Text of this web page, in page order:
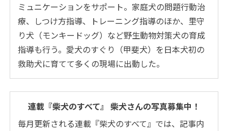
ミュニケーションをサポート。家庭犬の問題行動治
療、しつけ方指導、トレーニング指導のほか、里守
り犬（モンキードッグ）など野生動物対策犬の育成
指導も行う。愛犬のすぐり（甲斐犬）を日本犬初の
救助犬に育てて多くの現場に出動した。
連載『柴犬のすべて』 柴犬さんの写真募集中！
毎月更新される連載『柴犬のすべて』では、記事内